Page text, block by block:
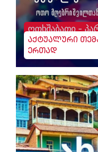
ოთხშაბათი -
აქტუალური
ერთად